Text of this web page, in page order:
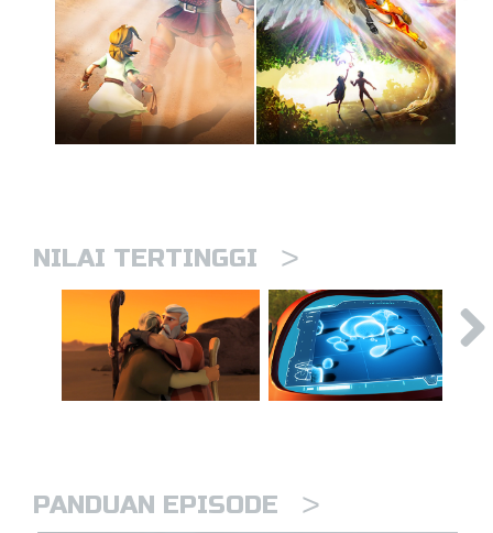
NILAI TERTINGGI >
PANDUAN EPISODE >